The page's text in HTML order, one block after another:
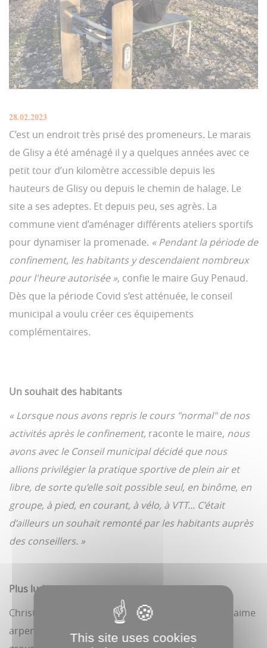
28.02.2023
C’est un endroit très prisé des promeneurs. Le marais
de Glisy a été aménagé il y a quelques années avec ce
petit tour d’un kilomètre accessible depuis les
hauteurs de Glisy ou depuis le chemin de halage. Le
site a ses adeptes. Et depuis peu, ses agrès. La
commune vient d’aménager différents ateliers sportifs
pour dynamiser la promenade. « Pendant la période de
confinement, les habitants y descendaient nombreux
pour l'heure autorisée », confie le maire Guy Penaud.
Dès que la période Covid s’est atténuée, le conseil
municipal a voulu créer ces équipements
complémentaires.
Un souhait des habitants
« Lorsque nous avons repris le cours "normal" de nos
activités après le confinement, raconte le maire, nous
avons avec le Conseil municipal décidé que nous
allions privilégier la pratique sportive de plein air et
libre, de sorte qu’elle soit possible seul, en binôme, en
groupe, à pied, en courant, à vélo, à VTT... C’était
d’ailleurs un souhait remonté par les habitants auprès
des conseillers. »
Plus ludique
Christophe Guibon, directeur sportif de l’AUC, qui aime
arpenter le marais pour ses sorties trail avec ses
This site uses cookies